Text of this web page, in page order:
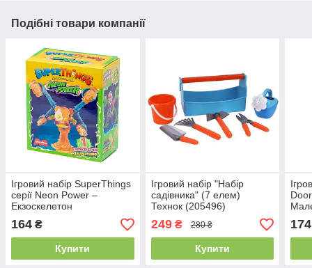
Подібні товари компанії
Ігровий набір SuperThings
серії Neon Power –
Екзоскелетон
164 ₴
Купити
Ігровий набір "Набір
садівника" (7 елем)
Технок (205496)
249₴ 280 ₴
Купити
174